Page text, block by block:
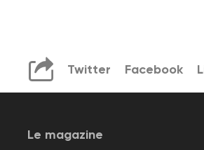
Twitter Facebook
Le magazine